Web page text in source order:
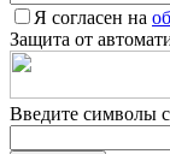
Я согласен на
Защита от
Введите символы